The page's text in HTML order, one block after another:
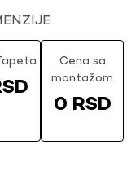
Cena sa
montažom
0 RSD